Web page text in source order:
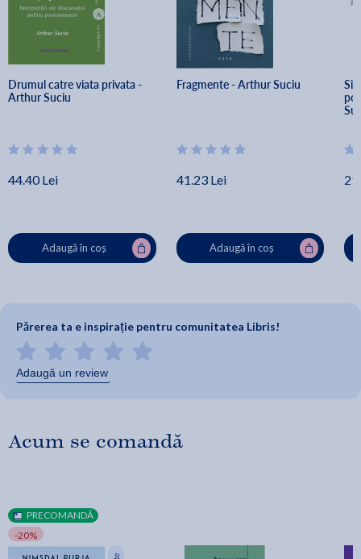
Drumul catre viata privata -
Arthur Suciu
44.40 Lei
Adaugă în coș
Fragmente - Arthur Suciu
41.23 Lei
Adaugă în coș
Părerea ta e inspirație pentru comunitatea Libris!
Adaugă un review
Acum se comandă
PRECOMANDĂ
-20%